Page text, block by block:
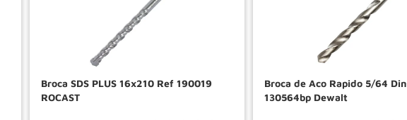
Broca SDS PLUS 16x210 Ref 190019
ROCAST
Broca de Aco Rapido 5/64
130564bp Dewalt